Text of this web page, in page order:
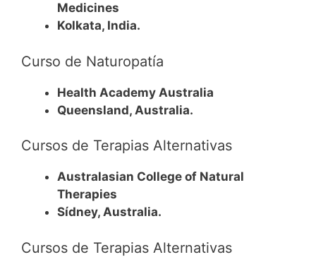
Medicines
Kolkata, India.
Curso de Naturopatía
Health Academy Australia
Queensland, Australia.
Cursos de Terapias Alternativas
Australasian College of Natural
Therapies
Sídney, Australia.
Cursos de Terapias Alternativas